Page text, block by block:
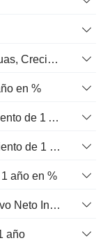
Ganancias de Operaciones Continuas, Crecimiento de 1 Año en %
en %
Ingreso Neto Normalizado, Crecimiento de 1 Año en %
EPS diluido antes de Extra, crecimiento de 1 año %
año en %
Crecimiento en % en 1 año del Activo Neto Inmovilizado Material
año